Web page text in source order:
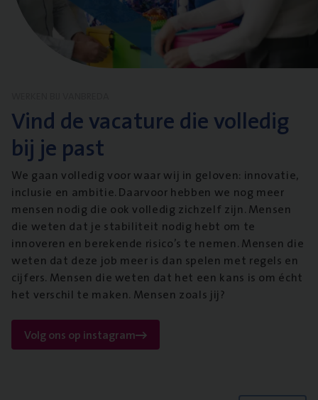
Vind de vacature die volledig
bij je past
We gaan volledig voor waar wij in geloven: innovatie,
inclusie en ambitie. Daarvoor hebben we nog meer
mensen nodig die ook volledig zichzelf zijn. Mensen
die weten dat je stabiliteit nodig hebt om te
innoveren en berekende risico’s te nemen. Mensen die
weten dat deze job meer is dan spelen met regels en
cijfers. Mensen die weten dat het een kans is om écht
het verschil te maken. Mensen zoals jij?
Volg ons op instagram